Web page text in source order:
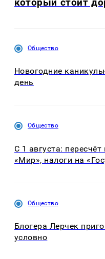
Общество
Новогодние
день
Общество
С 1 августа:
«Мир», налоги на
Общество
Блогера Лерчек
условно